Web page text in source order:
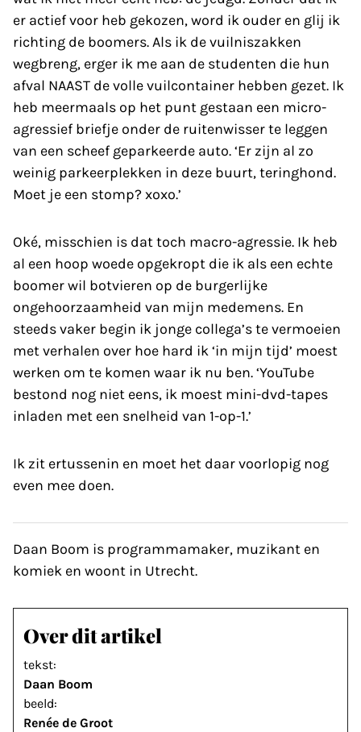
er actief voor heb gekozen, word ik ouder en glij ik
richting de boomers. Als ik de vuilniszakken
wegbreng, erger ik me aan de studenten die hun
afval NAAST de volle vuilcontainer hebben gezet. Ik
heb meermaals op het punt gestaan een micro-
agressief briefje onder de ruitenwisser te leggen
van een scheef geparkeerde auto. ‘Er zijn al zo
weinig parkeerplekken in deze buurt, teringhond.
Moet je een stomp? xoxo.’
Oké, misschien is dat toch macro-agressie. Ik heb
al een hoop woede opgekropt die ik als een echte
boomer wil botvieren op de burgerlijke
ongehoorzaamheid van mijn medemens. En
steeds vaker begin ik jonge collega’s te vermoeien
met verhalen over hoe hard ik ‘in mijn tijd’ moest
werken om te komen waar ik nu ben. ‘YouTube
bestond nog niet eens, ik moest mini-dvd-tapes
inladen met een snelheid van 1-op-1.’
Ik zit ertussenin en moet het daar voorlopig nog
even mee doen.
Daan Boom is programmamaker, muzikant en
komiek en woont in Utrecht.
Over dit artikel
tekst:
Daan Boom
beeld:
Renée de Groot